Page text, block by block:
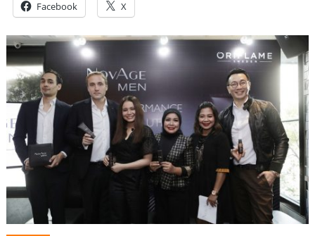
Facebook X